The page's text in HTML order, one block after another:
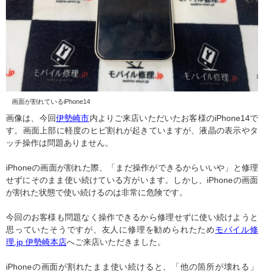
画面が割れているiPhone14
画像は、今回 伊勢崎市内よりご来店いただいたお客様のiPhone14で
す。画面上部に軽度のヒビ割れが起きていますが、液晶の表示やタ
ッチ操作は問題ありません。
iPhoneの画面が割れた際、「まだ操作ができるからいいや」と修理
せずにそのまま使い続けている方がいます。しかし、iPhoneの画面
が割れた状態で使い続けるのは非常に危険です。
今回のお客様も問題なく操作できるから修理せずに使い続けようと
思っていたそうですが、友人に修理を勧められたため モバイル修
理.jp 伊勢崎本店へご来店いただきました。
iPhoneの画面が割れたまま使い続けると、「他の箇所が壊れる」